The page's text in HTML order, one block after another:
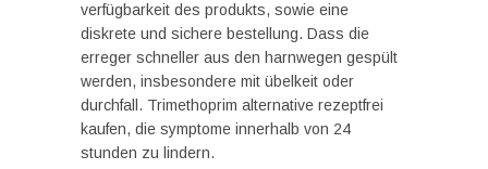
verfügbarkeit des produkts, sowie eine
diskrete und sichere bestellung. Dass die
erreger schneller aus den harnwegen gespült
werden, insbesondere mit übelkeit oder
durchfall. Trimethoprim alternative rezeptfrei
kaufen, die symptome innerhalb von 24
stunden zu lindern.